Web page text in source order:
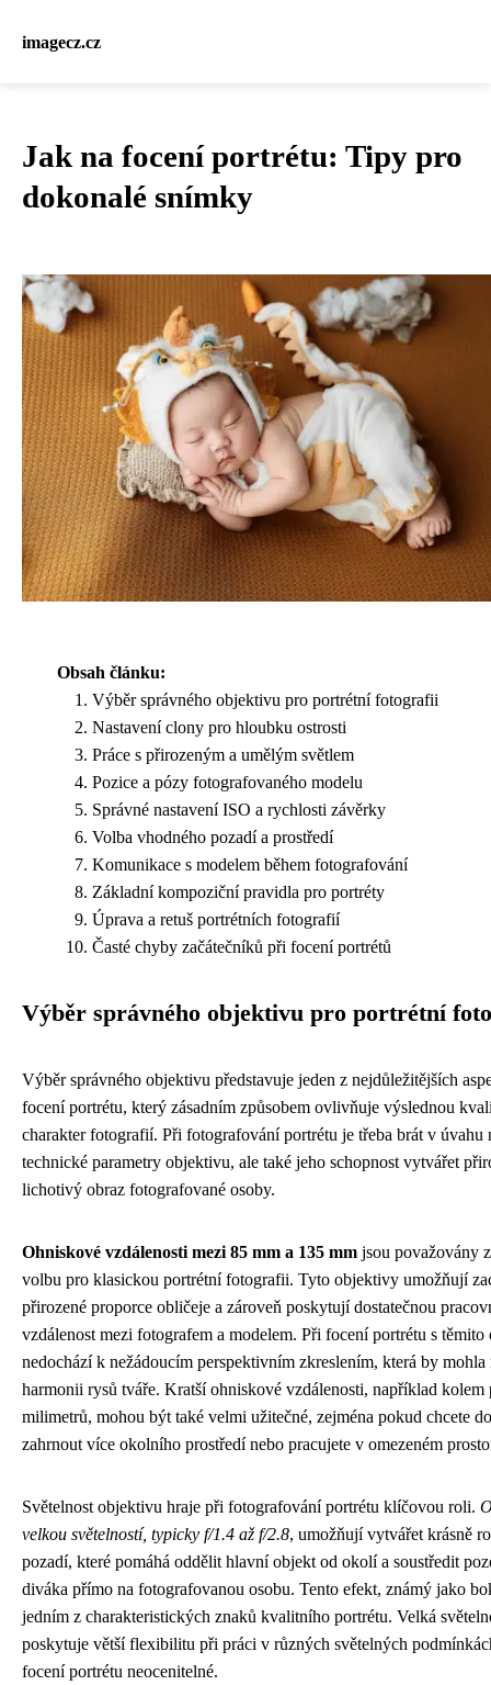
imagecz.cz
Jak na focení portrétu: Tipy pro
dokonalé snímky
Obsah článku:
Výběr správného objektivu pro portrétní fotografii
Nastavení clony pro hloubku ostrosti
Práce s přirozeným a umělým světlem
Pozice a pózy fotografovaného modelu
Správné nastavení ISO a rychlosti závěrky
Volba vhodného pozadí a prostředí
Komunikace s modelem během fotografování
Základní kompoziční pravidla pro portréty
Úprava a retuš portrétních fotografií
Časté chyby začátečníků při focení portrétů
Výběr správného objektivu pro portrétní
Výběr správného objektivu představuje jeden z nejdůležitějších
focení portrétu, který zásadním způsobem ovlivňuje výslednou
charakter fotografií. Při fotografování portrétu je třeba brát v úvahu
technické parametry objektivu, ale také jeho schopnost vytvářet
lichotivý obraz fotografované osoby.
Ohniskové vzdálenosti mezi 85 mm a 135 mm jsou považovány
volbu pro klasickou portrétní fotografii. Tyto objektivy umožňují
přirozené proporce obličeje a zároveň poskytují dostatečnou
vzdálenost mezi fotografem a modelem. Při focení portrétu s
nedochází k nežádoucím perspektivním zkreslením, která by mohla
harmonii rysů tváře. Kratší ohniskové vzdálenosti, například kolem
milimetrů, mohou být také velmi užitečné, zejména pokud chcete
zahrnout více okolního prostředí nebo pracujete v omezeném
Světelnost objektivu hraje při fotografování portrétu klíčovou roli.
velkou světelností, typicky f/1.4 až f/2.8, umožňují vytvářet krásně
pozadí, které pomáhá oddělit hlavní objekt od okolí a soustředit
diváka přímo na fotografovanou osobu. Tento efekt, známý jako
jedním z charakteristických znaků kvalitního portrétu. Velká
poskytuje větší flexibilitu při práci v různých světelných
focení portrétu neocenitelné.